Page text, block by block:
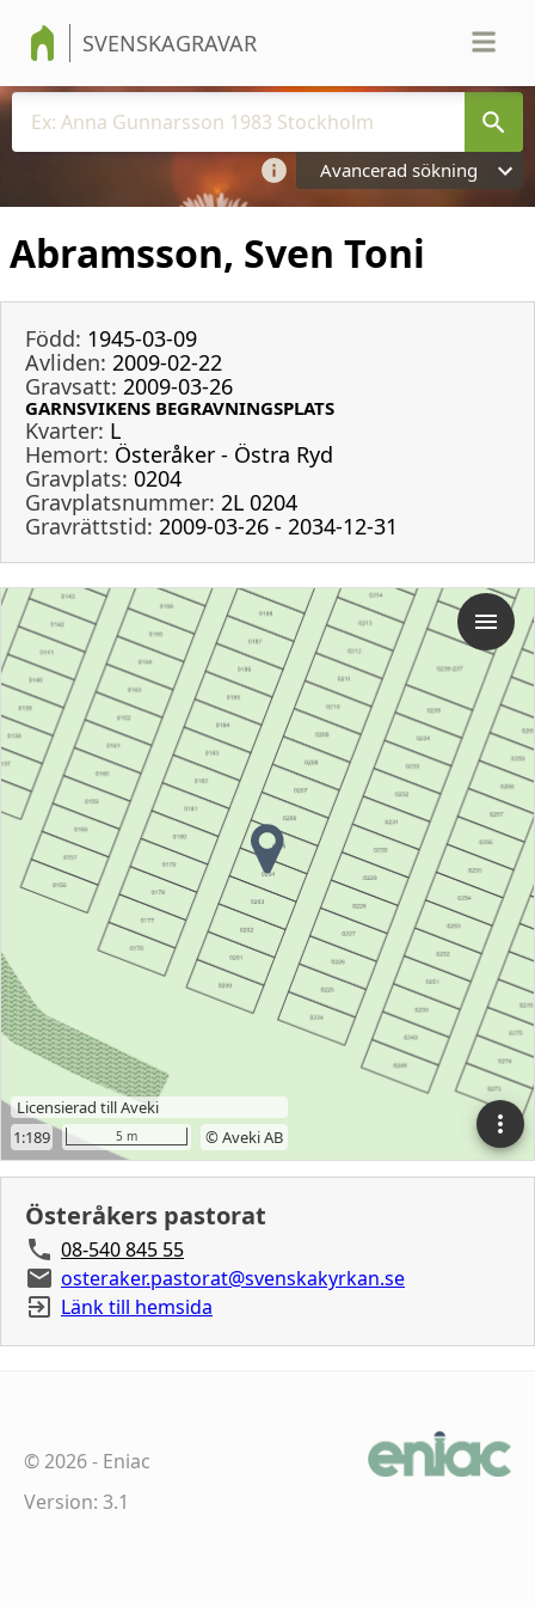
SVENSKAGRAVAR
Avancerad sökning
Abramsson, Sven Toni
Född: 1945-03-09
Avliden: 2009-02-22
Gravsatt: 2009-03-26
GARNSVIKENS BEGRAVNINGSPLATS
Kvarter: L
Hemort: Österåker - Östra Ryd
Gravplats: 0204
Gravplatsnummer: 2L 0204
Gravrättstid: 2009-03-26 - 2034-12-31
Österåkers pastorat
08-540 845 55
osteraker.pastorat@svenskakyrkan.se
Länk till hemsida
©2026- Eniac
Version: 3.1